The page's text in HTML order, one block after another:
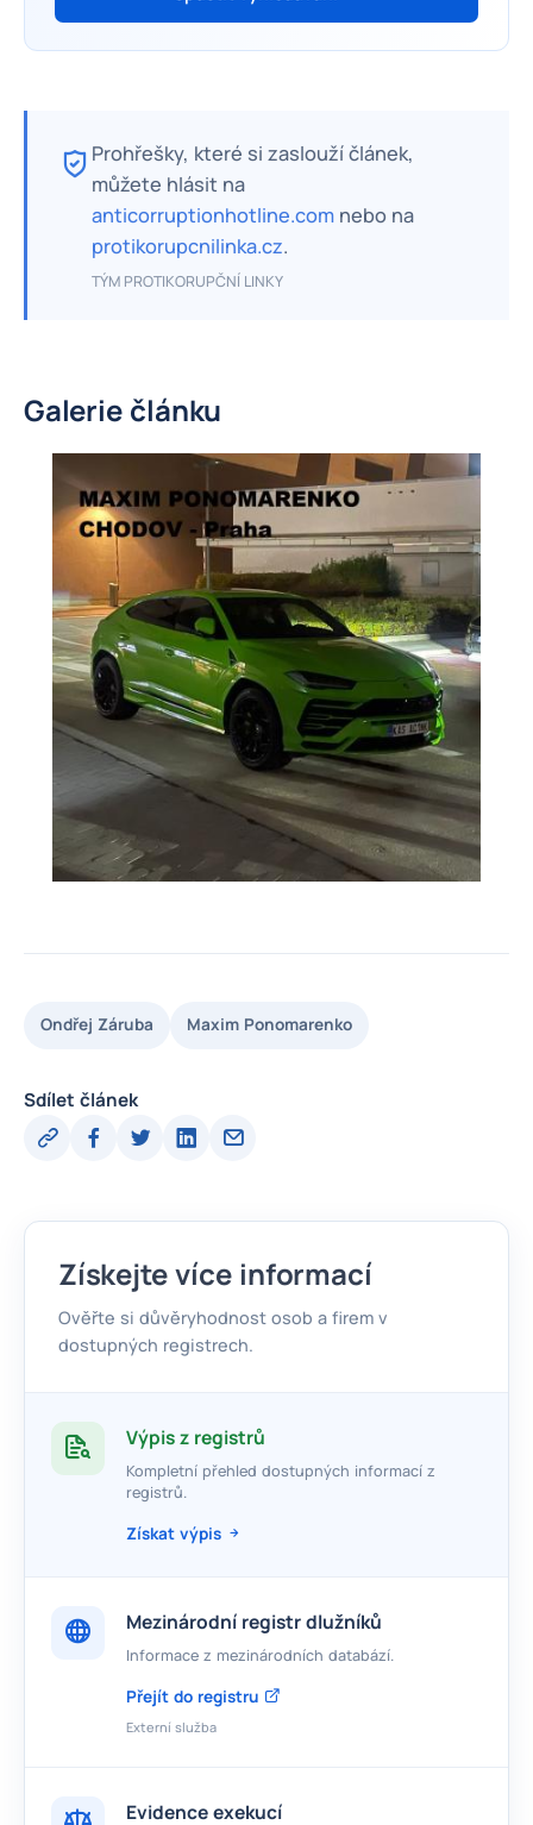
Prohřešky, které si zaslouží článek,
můžete hlásit na
anticorruptionhotline.com nebo na
protikorupcnilinka.cz.
TÝM PROTIKORUPČNÍ LINKY
Galerie článku
Ondřej Záruba Maxim Ponomarenko
Sdílet článek
Získejte více informací
Ověřte si důvěryhodnost osob a firem v
dostupných registrech.
Výpis z registrů
Kompletní přehled dostupných informací z
registrů.
Získat výpis
Mezinárodní registr dlužníků
Informace z mezinárodních databází.
Přejít do registru
Externí služba
Evidence exekucí